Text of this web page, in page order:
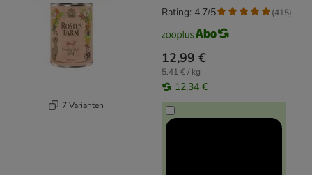
7 Varianten
12,99 €
5,41 € / kg
12,34 €
Rating: 4.7/5 (415)